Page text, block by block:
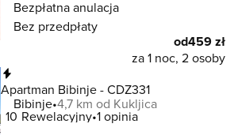
Bezpłatna anulacja
Bez przedpłaty
od459 zł
za 1 noc, 2 osoby
Apartman Bibinje - CDZ331
Bibinje 4,7 km od Kukljica
10 Rewelacyjny 1 opinia